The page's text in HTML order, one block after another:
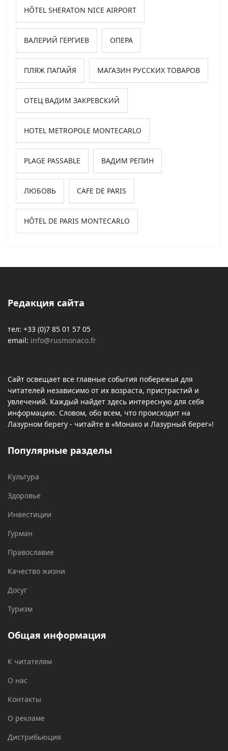
HÔTEL SHERATON NICE AIRPORT
ВАЛЕРИЙ ГЕРГИЕВ ОПЕРА
ПЛЯЖ ПАПАЙЯ МАГАЗИН РУССКИХ ТОВАРОВ
ОТЕЦ ВАДИМ ЗАКРЕВСКИЙ
HOTEL METROPOLE MONTECARLO
PLAGE PASSABLE ВАДИМ РЕПИН
ЛЮБОВЬ CAFE DE PARIS
HÔTEL DE PARIS MONTECARLO
Редакция сайта
тел: +33 (0)7 85 01 57 05
email: info@rusmonaco.fr
Сайт освещает все главные события побережья для
читателей независимо от их возраста, пристрастий и
увлечений. Каждый найдет здесь интересную для себя
информацию. Словом, обо всем, что происходит на
Лазурном берегу - читайте в «Монако и Лазурный берег»!
Популярные разделы
Культура
Здоровье
Инвестиции
Гурман
Православие
Качество жизни
Досуг
Туризм
Общая информация
К читателям
О нас
Контакты
О рекламе
Дистрибьюция